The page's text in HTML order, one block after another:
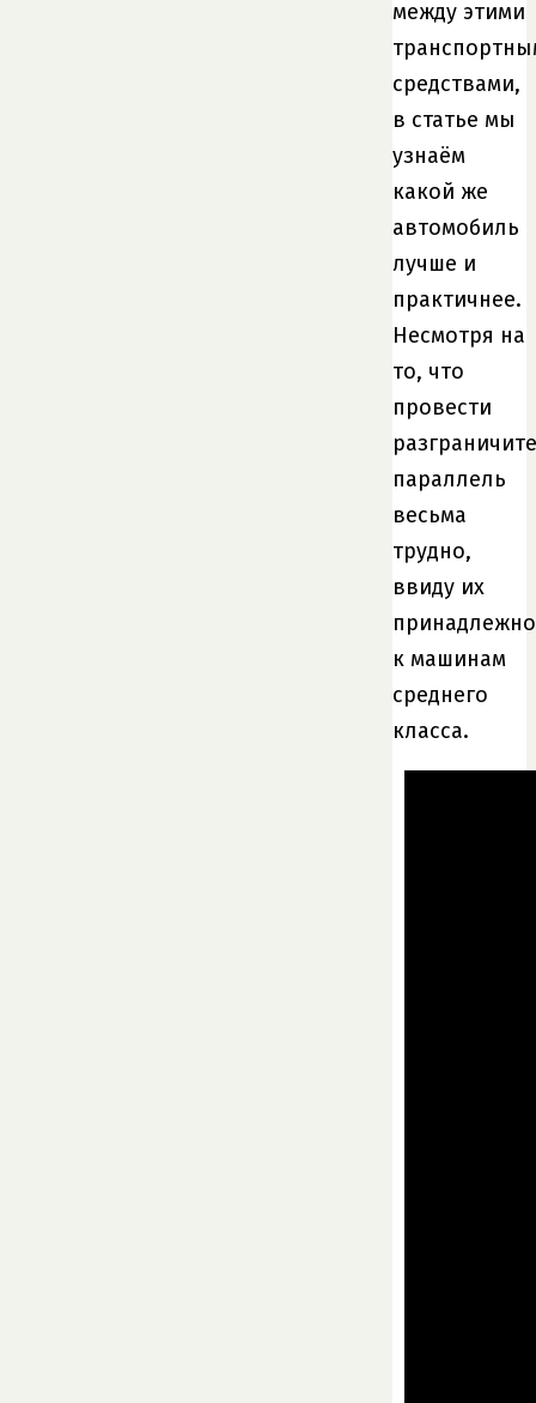
между этими
средствами,
в статье мы
узнаём
какой же
автомобиль
лучше и
практичнее.
Несмотря на
то, что
провести
параллель
весьма
трудно,
ввиду их
к машинам
среднего
класса.